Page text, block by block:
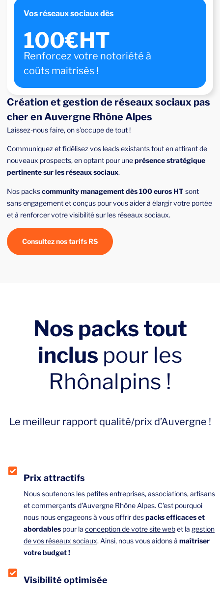
Vos réseaux sociaux dès
100€HT
Renforcez votre notoriété à
coûts maitrisés !
Création et gestion de réseaux sociaux pas
cher en Auvergne Rhône Alpes
Laissez-nous faire, on s’occupe de tout !
Communiquez et fidélisez vos leads existants tout en attirant de
nouveaux prospects, en optant pour uneprésence stratégique
pertinente sur les réseaux sociaux.
Nos packscommunity management dès 100 euros HT sont
sans engagement et conçus pour vous aider à élargir votre portée
et à renforcer votre visibilité sur les réseaux sociaux.
Consultez nos tarifs RS
Nos packs tout
inclus pour les
Rhônalpins !
Le meilleur rapport qualité/prix d’Auvergne !
Prix attractifs
Nous soutenons les petites entreprises, associations, artisans
et commerçants d’Auvergne Rhône Alpes. C'est pourquoi
nous nous engageons à vous offrir despacks efficaces et
abordables pour la conception de votre site webet la gestion
de vos réseaux sociaux. Ainsi, nous vous aidons à maîtriser
votre budget !
Visibilité optimisée